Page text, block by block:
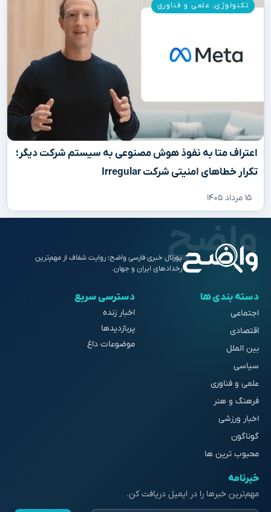
اعتراف متا به نفوذ هوش مصنوعی به سیستم شرکت دیگر؛
تکرار خطاهای امنیتی شرکت Irregular
۱۵ مرداد ۱۴۰۵
تکنولوژی, علمی و فناوری
پورتال خبری فارسی واضح؛ روایت شفاف از مهم‌ترین
رخدادهای ایران و جهان.
دسته بندی ها
اجتماعی
اقتصادی
بین الملل
سیاسی
علمی و فناوری
فرهنگ و هنر
اخبار ورزشی
گوناگون
محبوب ترین ها
دسترسی سریع
اخبار زنده
پربازدیدها
موضوعات داغ
خبرنامه
مهم‌ترین خبرها را در ایمیل دریافت کن.